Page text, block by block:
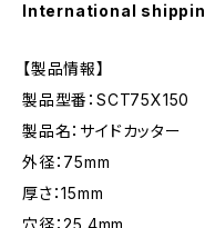
International
【製品情報】
製品型番：SCT75X150
製品名：サイドカッター
外径：75mm
厚さ：15mm
穴径：25.4mm